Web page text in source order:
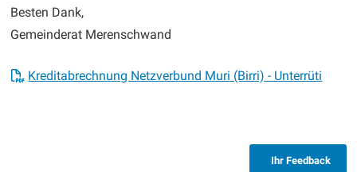
Besten Dank,
Gemeinderat Merenschwand
Kreditabrechnung Netzverbund Muri (Birri) - Unterrüti
Ihr Feedback